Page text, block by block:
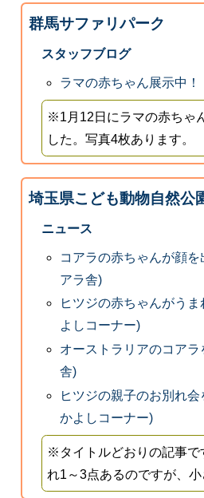
群馬サファリパーク
スタッフブログ
ラマの赤ちゃん展示中！
※1月12日にラマの赤ちゃ
した。写真4枚あります。
埼玉県こども動物自然公
ニュース
コアラの赤ちゃんが顔を
アラ舎)
ヒツジの赤ちゃんがう
よしコーナー)
オーストラリアのコアラ
舎)
ヒツジの親子のお別れ
かよしコーナー)
※タイトルどおりの記事で
れ1～3点あるのですが、小